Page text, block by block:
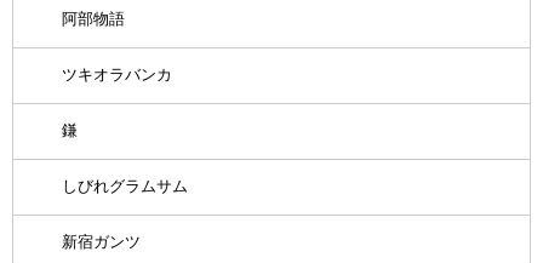
阿部物語
ツキオラバンカ
鎌
しびれグラムサム
新宿ガンツ